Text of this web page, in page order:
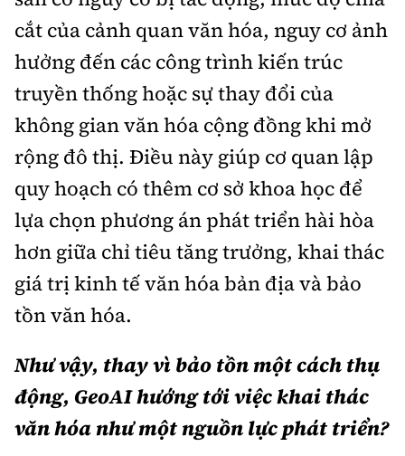
cắt của cảnh quan văn hóa, nguy cơ ảnh
hưởng đến các công trình kiến trúc
truyền thống hoặc sự thay đổi của
không gian văn hóa cộng đồng khi mở
rộng đô thị. Điều này giúp cơ quan lập
quy hoạch có thêm cơ sở khoa học để
lựa chọn phương án phát triển hài hòa
hơn giữa chỉ tiêu tăng trưởng, khai thác
giá trị kinh tế văn hóa bản địa và bảo
tồn văn hóa.
Như vậy, thay vì bảo tồn một cách thụ
động, GeoAI hướng tới việc khai thác
văn hóa như một nguồn lực phát triển?